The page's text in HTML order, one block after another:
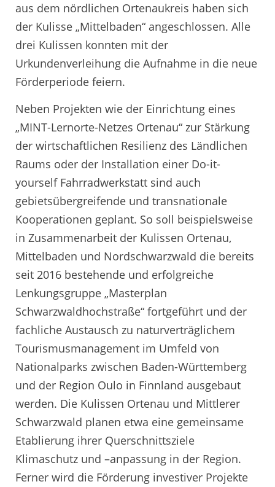
aus dem nördlichen Ortenaukreis haben sich
der Kulisse „Mittelbaden“ angeschlossen. Alle
drei Kulissen konnten mit der
Urkundenverleihung die Aufnahme in die neue
Förderperiode feiern.
Neben Projekten wie der Einrichtung eines
„MINT-Lernorte-Netzes Ortenau“ zur Stärkung
der wirtschaftlichen Resilienz des Ländlichen
Raums oder der Installation einer Do-it-
yourself Fahrradwerkstatt sind auch
gebietsübergreifende und transnationale
Kooperationen geplant. So soll beispielsweise
in Zusammenarbeit der Kulissen Ortenau,
Mittelbaden und Nordschwarzwald die bereits
seit 2016 bestehende und erfolgreiche
Lenkungsgruppe „Masterplan
Schwarzwaldhochstraße“ fortgeführt und der
fachliche Austausch zu naturverträglichem
Tourismusmanagement im Umfeld von
Nationalparks zwischen Baden-Württemberg
und der Region Oulo in Finnland ausgebaut
werden. Die Kulissen Ortenau und Mittlerer
Schwarzwald planen etwa eine gemeinsame
Etablierung ihrer Querschnittsziele
Klimaschutz und –anpassung in der Region.
Ferner wird die Förderung investiver Projekte